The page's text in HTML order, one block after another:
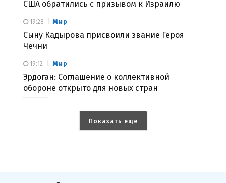
США обратились с призывом к Израилю
Мир
Сыну Кадырова присвоили звание Героя
Чечни
19:28
Мир
Эрдоган: Соглашение о коллективной
обороне открыто для новых стран
19:12
Показать еще